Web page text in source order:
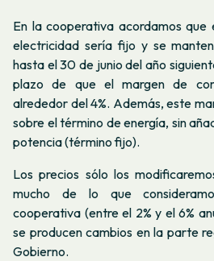
En la cooperativa acordamos
electricidad sería fijo y se
hasta el 30 de junio del año
plazo de que el margen de
alrededor del 4%. Además, este
sobre el término de energía, sin
potencia (término fijo).
Los precios sólo los
mucho de lo que
cooperativa (entre el 2% y el 6%
se producen cambios en la parte
Gobierno.